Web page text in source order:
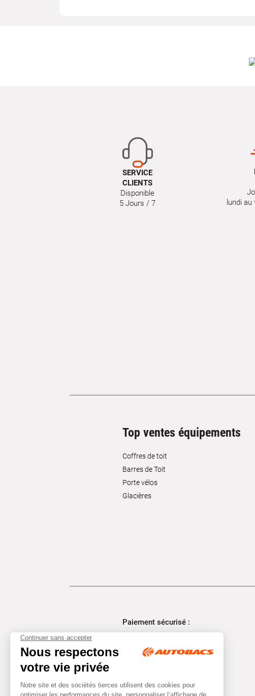
SERVICE
CLIENTS
Disponible
5 Jours / 7
lundi
Top ventes équipements
Coffres de toit
Barres de Toit
Porte vélos
Glacières
Paiement sécurisé :